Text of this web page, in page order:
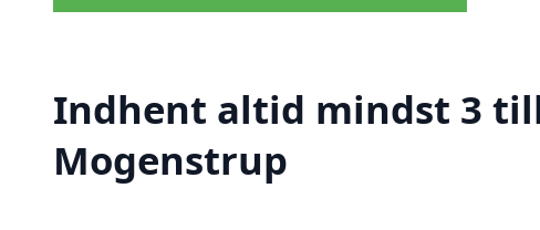
Indhent altid mindst 3
Mogenstrup